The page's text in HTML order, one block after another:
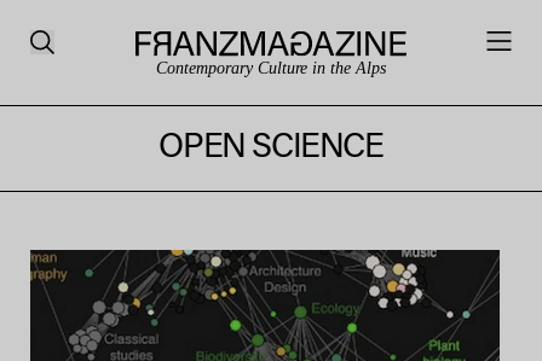
Contemporary Culture in the Alps
OPEN SCIENCE